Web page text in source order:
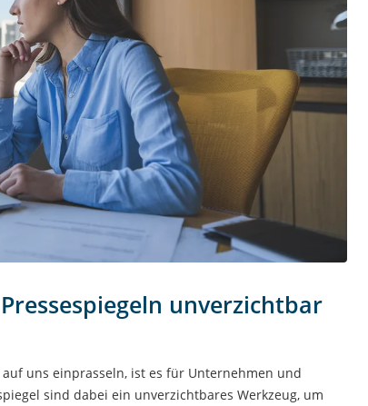
unverzichtbar
uns einprasseln, ist es für Unternehmen und
sind dabei ein unverzichtbares Werkzeug, um